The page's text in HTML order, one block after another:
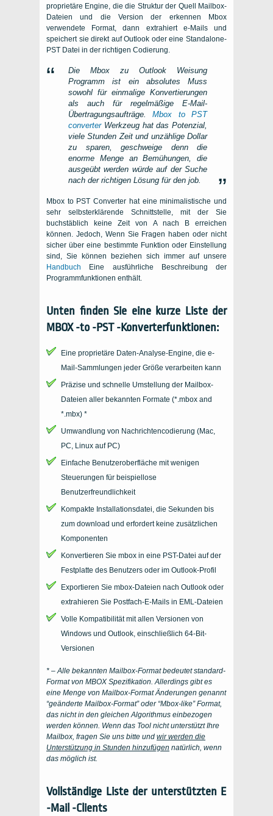
proprietäre Engine, die die Struktur der Quell Mailbox-
Dateien und die Version der erkennen
Mbox
verwendete Format, dann extrahiert e-Mails und
speichert sie direkt aufOutlook oder eine Standalone-
PST Datei in der richtigen Codierung.
Die Mbox zu Outlook Weisung
Programm ist ein absolutes Muss
sowohl für einmalige Konvertierungen
als auch für regelmäßige E-Mail-
Übertragungsaufträge.Mbox to PST
converterWerkzeug hat das Potenzial,
viele Stunden Zeit und unzählige Dollar
zu sparen, geschweige denn die
enorme Menge an Bemühungen, die
ausgeübt werden würde auf der Suche
nach der richtigen Lösung für den job.
Mbox to PST Converter hat eine minimalistische und
sehr selbsterklärende Schnittstelle, mit der Sie
buchstäblich keine Zeit von A nach B erreichen
können. Jedoch, Wenn Sie Fragen haben oder nicht
sicher über eine bestimmte Funktion oder Einstellung
sind, Sie können beziehen sich immer auf unsere
Handbuch Eine ausführliche Beschreibung der
Programmfunktionen enthält.
Unten finden Sie eine kurze Liste der
MBOX -to -PST -Konverterfunktionen:
Eine proprietäre Daten-Analyse-Engine, die e-
Mail-Sammlungen jeder Größe verarbeiten kann
Präzise und schnelle Umstellung der Mailbox-
Dateien aller bekannten Formate (*.mbox and
*.mbx) *
Umwandlung von Nachrichtencodierung (Mac,
PC, Linux auf PC)
Einfache Benutzeroberfläche mit wenigen
Steuerungen für beispiellose
Benutzerfreundlichkeit
Kompakte Installationsdatei, die Sekunden bis
zum download und erfordert keine zusätzlichen
Komponenten
Konvertieren Sie mbox in eine PST-Datei auf der
Festplatte des Benutzers oder im Outlook-Profil
Exportieren Sie mbox-Dateien nach Outlook oder
extrahieren Sie Postfach-E-Mails in EML-Dateien
Volle Kompatibilität mit allen Versionen von
Windows und Outlook, einschließlich 64-Bit-
Versionen
* – Alle bekannten Mailbox-Format bedeutet standard-
Format von MBOX Spezifikation. Allerdings gibt es
eine Menge von Mailbox-Format Änderungen genannt
“geänderte Mailbox-Format” oder “Mbox-like” Format,
das nicht in den gleichen Algorithmus einbezogen
werden können. Wenn das Tool nicht unterstützt Ihre
Mailbox, fragen Sie uns bitte und wir werden die
Unterstützung in Stunden hinzufügen natürlich, wenn
das möglich ist.
Vollständige Liste der unterstützten E
-Mail -Clients